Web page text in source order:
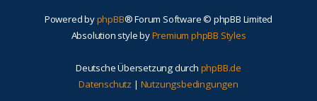
Powered byphpBB® Forum Software © phpBB Limited
Absolution style byPremium phpBB Styles
Deutsche Übersetzung durch phpBB.de
Datenschutz | Nutzungsbedingungen